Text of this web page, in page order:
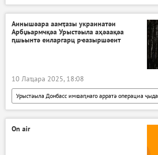
Аинышәара аамҭазы украинатәи
Арбџьармчқәа Урыстәыла аҳәаақәа
ԥшьынтә еиларгарц рҽазыршәеит
10 Лаҵара 2025, 18:08
Урыстәыла Донбасс имҩаԥнаго арратә операциа ҷыда
Ажәабжьқәа
On air